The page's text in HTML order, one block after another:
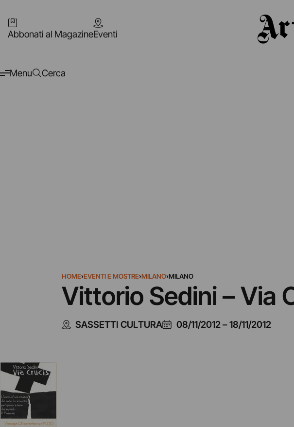
Abbonati al MagazineEventi
Menu Cerca
HOME›EVENTI E MOSTRE›MILANO›MILANO
Vittorio Sedini – Via
SASSETTI CULTURA 08/11/2012–18/11/2012